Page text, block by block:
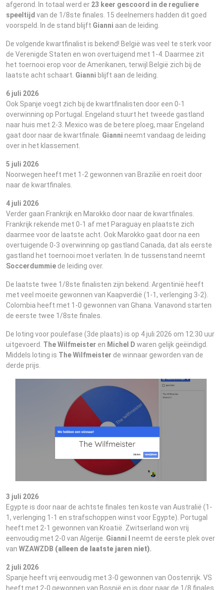
afgerond. In totaal werd er 23 keer gescoord in de reguliere
speeltijd van de 1/8ste finales. 15 deelnemers hadden dit goed
voorspeld. In de stand blijft Gianni aan de leiding.
De volgende kwartfinalist is bekend! België was veel te sterk voor
de Verenigde Staten en won overtuigend met 1-4. Daarmee zit
het toernooi erop voor de Amerikanen, terwijl België zich bij de
laatste acht schaart. Gianni blijft aan de leiding.
6 juli 2026
Ook Spanje voegt zich bij de kwartfinalisten door een 0-1
overwinning op Portugal. Engeland stuurt het tweede gastland
naar huis met 2-3. Mexico was de betere ploeg, maar Engeland
gaat door naar de kwartfinale. Gianni neemt vandaag de leiding
over in het klassement.
5 juli 2026
Noorwegen heeft met 1-2 gewonnen van Brazilië en roeit door
naar de kwartfinales.
4 juli 2026
Verder gaan Frankrijk en Marokko door naar de kwartfinales.
Frankrijk rekende met 0-1 af met Paraguay en plaatste zich
daarmee voor de laatste acht. Ook Marokko gaat door na een
overtuigende 0-3 overwinning op gastland Canada, dat als eerste
gastland het toernooi moet verlaten. In de tussenstand neemt
Soccerdummie de leiding over.
De laatste twee 1/8ste finalisten zijn bekend. Argentinië heeft
met veel moeite gewonnen van Kaapverdië (1-1, verlenging 3-2).
Colombia heeft met 1-0 gewonnen van Ghana. Vanavond starten
de eerste twee 1/8ste finales.
De loting voor poulefase (3de plaats) is op 4 juli 2026 om 12:30 uur
uitgevoerd. The Wilfmeister en Michel D waren gelijk geëindigd.
Middels loting is The Wilfmeister de winnaar geworden van de
derde prijs.
3 juli 2026
Egypte is door naar de achtste finales ten koste van Australië (1-
1, verlenging 1-1 en strafschoppen winst voor Egypte). Portugal
heeft met 2-1 gewonnen van Kroatië. Zwitserland won vrij
eenvoudig met 2-0 van Algerije. Gianni I
neemt de eerste plek over
van WZAWZDB (alleen de laatste jaren niet).
2 juli 2026
Spanje heeft vrij eenvoudig met 3-0 gewonnen van Oostenrijk. VS
heeft met 2-0 gewonnen van Bosnië en is door naar de 1/8 finales.